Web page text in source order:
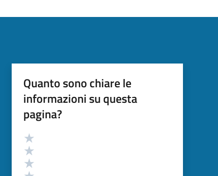
Quanto sono chiare le
informazioni su questa
pagina?
Valutazione